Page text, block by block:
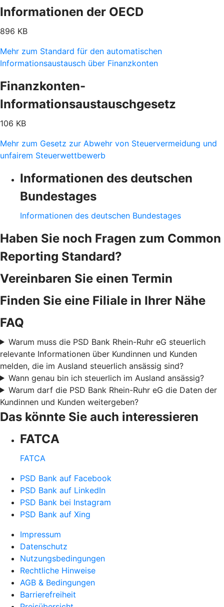
Informationen der OECD
896 KB
Mehr zum Standard für den automatischen
Informationsaustausch über Finanzkonten
Finanzkonten-
Informationsaustauschgesetz
106 KB
Mehr zum Gesetz zur Abwehr von Steuervermeidung und
unfairem Steuerwettbewerb
Informationen des deutschen
Bundestages
Informationen des deutschen Bundestages
Haben Sie noch Fragen zum Common
Reporting Standard?
Vereinbaren Sie einen Termin
Finden Sie eine Filiale in Ihrer Nähe
FAQ
Warum muss die PSD Bank Rhein-Ruhr eG steuerlich
relevante Informationen über Kundinnen und Kunden
melden, die im Ausland steuerlich ansässig sind?
Wann genau bin ich steuerlich im Ausland ansässig?
Warum darf die PSD Bank Rhein-Ruhr eG die Daten der
Kundinnen und Kunden weitergeben?
Das könnte Sie auch interessieren
FATCA
FATCA
PSD Bank auf Facebook
PSD Bank auf LinkedIn
PSD Bank bei Instagram
PSD Bank auf Xing
Impressum
Datenschutz
Nutzungsbedingungen
Rechtliche Hinweise
AGB & Bedingungen
Barrierefreiheit